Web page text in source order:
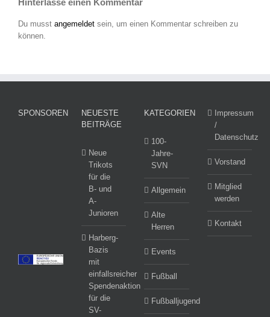
Hinterlasse einen Kommentar
Du musst angemeldet sein, um einen Kommentar schreiben zu
können.
SPONSOREN
NEUESTE
BEITRÄGE
Neue
Trikots
für die
B- und
A-
Junioren
Harberg-
Bazis
mit
einfallsreicher
Spendenaktion
für die
SV-
KATEGORIEN
100-
Jahre-
SVN
Allgemein
Alte
Herren
Events
Fußball
Fußballjugend
Impressum
/
Datenschutz
Vorstand
Mitglied
werden
Kontakt